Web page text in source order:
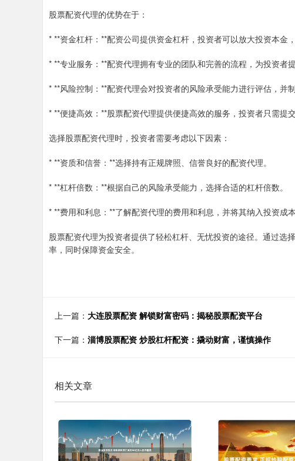
股票配资代理的优势在于：
* **资金杠杆：**配资公司提供资金杠杆，投资者可以放大投资本金
* **专业服务：**配资代理拥有专业的团队和完善的流程，为投资者
* **风险控制：**配资代理会对投资者的风险承受能力进行评估，并
* **便捷高效：**股票配资代理提供便捷高效的服务，投资者只需提
选择股票配资代理时，投资者需要考虑以下因素：
* **资质和信誉：**选择持有正规牌照、信誉良好的配资代理。
* **杠杆倍数：**根据自己的风险承受能力，选择合适的杠杆倍数。
* **费用和利息：**了解配资代理的费用和利息，并将其纳入投资成本
股票配资代理为投资者提供了轻松杠杆、无忧投资的途径。通过选
率，同时保障资金安全。
上一篇： 大连股票配资 解锁财富密码：揭秘股票配资平台
下一篇： 淄博股票配资 炒股杠杆配资：撬动财富，谨慎操作
相关文章